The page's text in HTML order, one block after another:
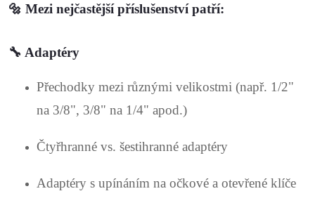
p
i
🔩 Mezi nejčastější příslušenství patří:
🔧 Adaptéry
Přechodky mezi různými velikostmi (např. 1/2"
na 3/8", 3/8" na 1/4" apod.)
Čtyřhranné vs. šestihranné adaptéry
Adaptéry s upínáním na očkové a otevřené klíče